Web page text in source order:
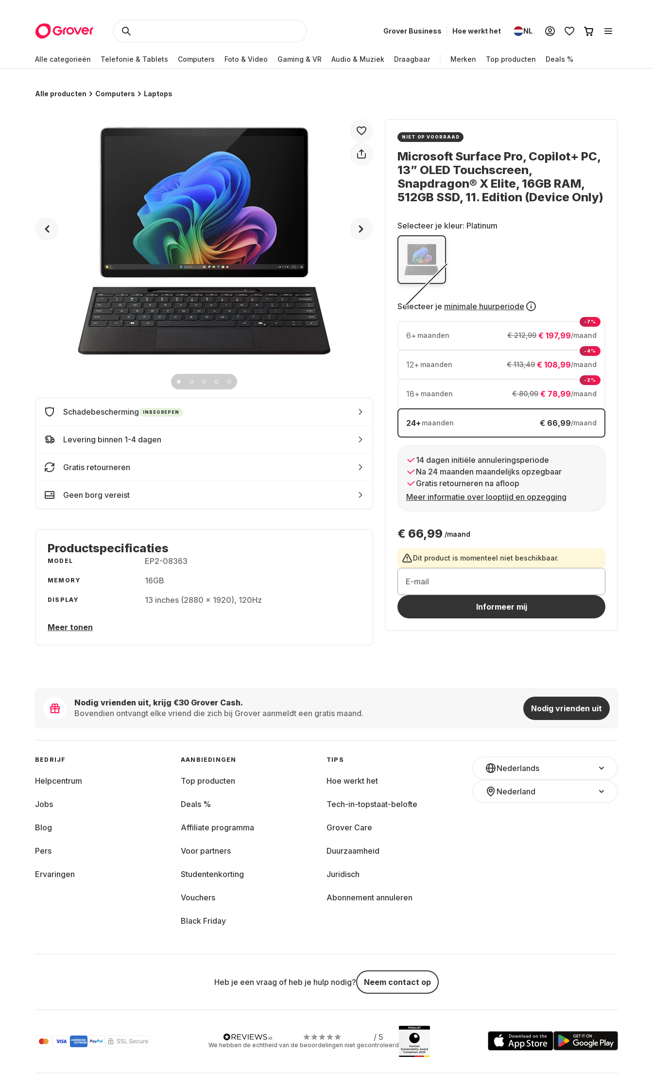
Grover Business Hoe werkt het NL
Alle categorieën Telefonie & Tablets Computers Foto & Video Gaming & VR Audio & Muziek Draagbaar Merken Top producten Deals %
Alle producten Computers Laptops
NIET OP VOORRAAD
Microsoft Surface Pro, Copilot+ PC,
13” OLED Touchscreen,
Snapdragon® X Elite, 16GB RAM,
512GB SSD, 11. Edition (Device Only)
Selecteer je kleur: Platinum
Selecteer je minimale huurperiode
6+ maanden € 197,99/maand
€ 212,99
-7%
12+ maanden € 108,99/maand
€ 113,49
-4%
18+ maanden € 78,99/maand
€ 80,99
-2%
24+ maanden € 66,99/maand
14 dagen initiële annuleringsperiode
Na 24 maanden maandelijks opzegbaar
Gratis retourneren na afloop
Meer informatie over looptijd en opzegging
€ 66,99 /maand
Dit product is momenteel niet beschikbaar.
E-mail
Informeer mij
Schadebescherming INBEGREPEN
Levering binnen 1-4 dagen
Gratis retourneren
Geen borg vereist
Productspecificaties
MODEL EP2-08363
MEMORY 16GB
DISPLAY 13 inches (2880 x 1920), 120Hz
Meer tonen
Nodig vrienden uit, krijg €30 Grover Cash.
Bovendien ontvangt elke vriend die zich bij Grover aanmeldt een gratis maand.
Nodig vrienden uit
Nederlands
Nederland
BEDRIJF
Helpcentrum
Jobs
Blog
Pers
Ervaringen
AANBIEDINGEN
Top producten
Deals %
Affiliate programma
Voor partners
Studentenkorting
Vouchers
Black Friday
TIPS
Hoe werkt het
Tech-in-topstaat-belofte
Grover Care
Duurzaamheid
Juridisch
Abonnement annuleren
Heb je een vraag of heb je hulp nodig? Neem contact op
/ 5
We hebben de echtheid van de beoordelingen niet gecontroleerd